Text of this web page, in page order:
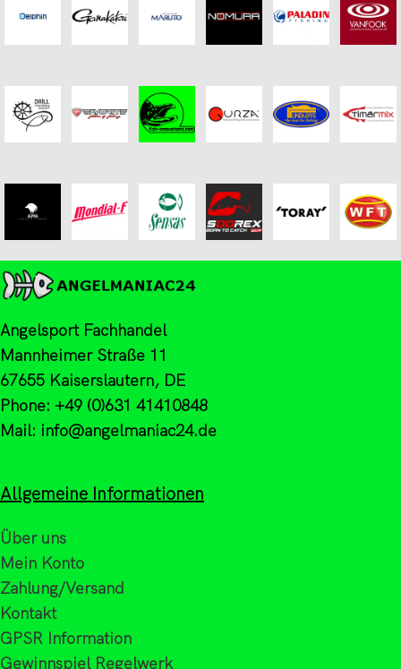
Angelsport Fachhandel
Mannheimer Straße 11
67655 Kaiserslautern, DE
Phone: +49 (0)631 41410848
Mail: info@angelmaniac24.de
Allgemeine Informationen
Über uns
Mein Konto
Zahlung/Versand
Kontakt
GPSR Information
Gewinnspiel Regelwerk